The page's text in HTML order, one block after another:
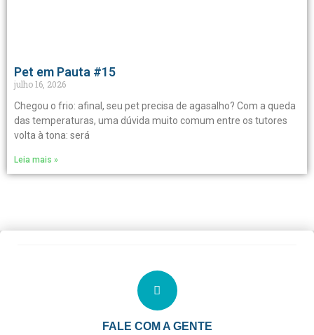
Pet em Pauta #15
julho 16, 2026
Chegou o frio: afinal, seu pet precisa de agasalho? Com a queda
das temperaturas, uma dúvida muito comum entre os tutores
volta à tona: será
Leia mais »
FALE COM A GENTE